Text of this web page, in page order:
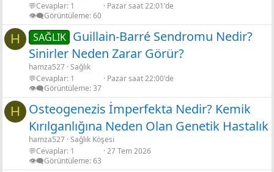
💬Cevaplar 1
👁️‍🗨️Görüntüleme 60
Pazar saat 22:01'de
H SAĞLIK Guillain-Barré Sendromu Nedir?
Sinirler Neden Zarar Görür?
hamza527 Sağlık
💬Cevaplar 1
👁️‍🗨️Görüntüleme 37
Pazar saat 22:00'de
H
Osteogenezis İmperfekta Nedir? Kemik
Kırılganlığına Neden Olan Genetik Hastalık
hamza527 Sağlık Köşesi
💬Cevaplar 1
👁️‍🗨️Görüntüleme 63
27 Tem 2026